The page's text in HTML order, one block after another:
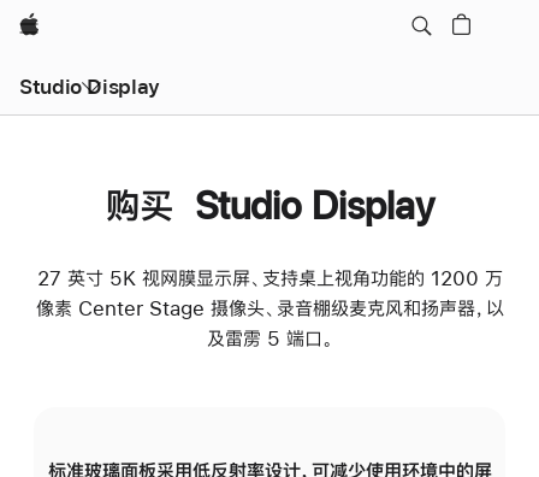
Apple
Studio Display
购买 Studio Display
27 英寸 5K 视网膜显示屏、支持桌上视角功能的 1200 万
像素 Center Stage 摄像头、录音棚级麦克风和扬声器，以
及雷雳 5 端口。
标准玻璃面板采用低反射率设计，可减少使用环境中的屏